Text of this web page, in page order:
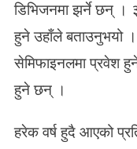
डिभिजनमा झर्ने छन्
हुने उहाँले बताउनुभयो
सेमिफाइनलमा प्रवेश
हुने छन् ।
हरेक वर्ष हुदै आएको